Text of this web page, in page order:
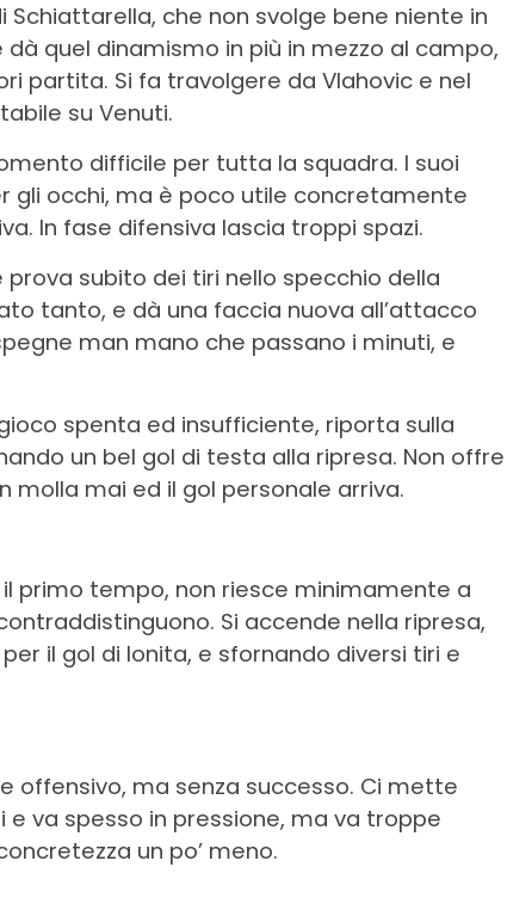
Schiattarella, che non svolge bene niente in
quel dinamismo in più in mezzo al campo,
partita. Si fa travolgere da Vlahovic e nel
su Venuti.
difficile per tutta la squadra. I suoi
gli occhi, ma è poco utile concretamente
In fase difensiva lascia troppi spazi.
subito dei tiri nello specchio della
tanto, e dà una faccia nuova all’attacco
man mano che passano i minuti, e
spenta ed insufficiente, riporta sulla
un bel gol di testa alla ripresa. Non offre
molla mai ed il gol personale arriva.
primo tempo, non riesce minimamente a
Si accende nella ripresa,
il gol di Ionita, e sfornando diversi tiri e
offensivo, ma senza successo. Ci mette
va spesso in pressione, ma va troppe
un po’ meno.